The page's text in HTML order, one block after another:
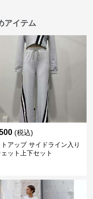
アイテム
(税込)
アップ サイドライン入り
ット上下セット